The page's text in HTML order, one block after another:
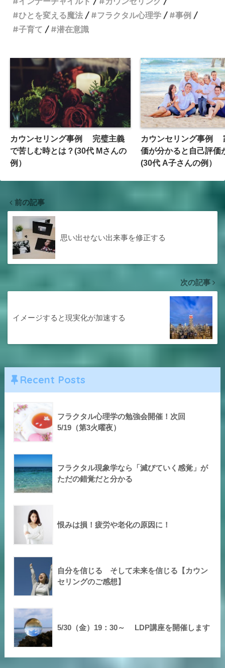
ひとを変える魔法
フラクタル心理学
事例
子育て
潜在意識
カウンセリング事例 完璧主義
で苦しむ時とは？(30代 Mさんの
例）
カウンセリング事例
価が分かると自己評価
(30代 A子さんの例）
前の記事
思い出せない出来事を修正する
次の記事
イメージすると現実化が加速する
Recent Posts
フラクタル心理学の勉強会開催！次回
5/19（第3火曜夜）
フラクタル現象学なら「滅びていく感覚」が
ただの錯覚だと分かる
恨みは損！疲労や老化の原因に！
自分を信じる そして未来を信じる【カウン
セリングのご感想】
5/30（金）19：30～ LDP講座を開催します